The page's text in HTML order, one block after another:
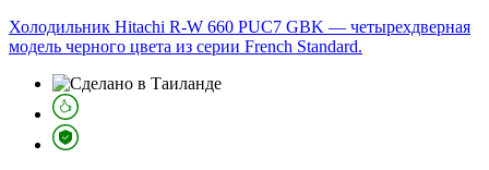
Холодильник Hitachi R-W 660 PUC7 GBK — четырехдверная
модель черного цвета из серии French Standard.